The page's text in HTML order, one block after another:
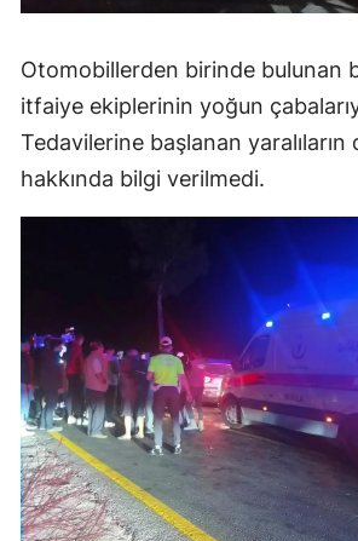
Otomobillerden birinde bulunan
itfaiye ekiplerinin yoğun
Tedavilerine başlanan yaralıların
hakkında bilgi verilmedi.